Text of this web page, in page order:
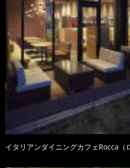
イタリアンダイニングカフェRocca（